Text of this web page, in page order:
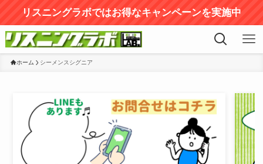
リスニングラボではお得なキャンペーンを実施中
ホーム シーメンスシグニア